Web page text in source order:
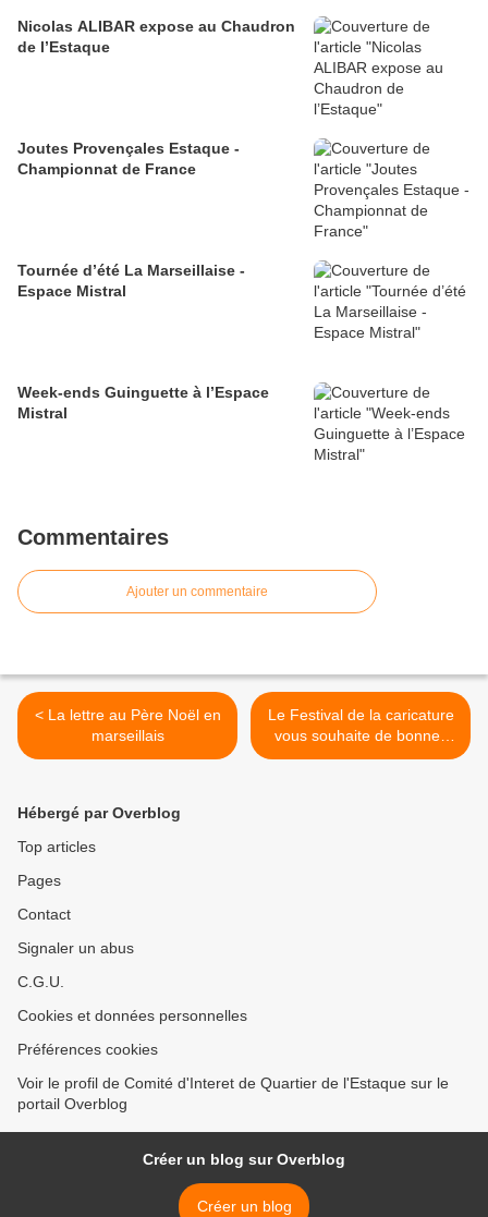
Nicolas ALIBAR expose au Chaudron
de l’Estaque
Joutes Provençales Estaque -
Championnat de France
Tournée d’été La Marseillaise -
Espace Mistral
Week-ends Guinguette à l’Espace
Mistral
Commentaires
Ajouter un commentaire
< La lettre au Père Noël en
marseillais
Le Festival de la caricature
vous souhaite de bonnes
fêtes >
Hébergé par Overblog
Top articles
Pages
Contact
Signaler un abus
C.G.U.
Cookies et données personnelles
Préférences cookies
Voir le profil de Comité d'Interet de Quartier de l'Estaque sur le
portail Overblog
Créer un blog sur Overblog
Créer un blog